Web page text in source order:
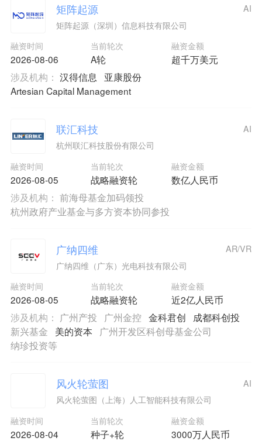
矩阵起源
矩阵起源（深圳）信息科技有限公司
融资时间
2026-08-06
当前轮次
A轮
融资金额
超千万美元
AI
涉及机构： 汉得信息
亚康股份
Artesian Capital Management
联汇科技
杭州联汇科技股份有限公司
融资时间
2026-08-05
当前轮次
战略融资轮
融资金额
数亿人民币
AI
涉及机构： 前海母基金加码领投
杭州政府产业基金与多方资本协同参投
广纳四维
广纳四维（广东）光电科技有限公司
融资时间
2026-08-05
当前轮次
战略融资轮
融资金额
近2亿人民币
AR/VR
涉及机构： 广州产投 广州金控 金科君创
成都科创投
新兴基金
美的资本
广州开发区科创母基金公司
纳珍投资等
风火轮萤图
风火轮萤图（上海）人工智能科技有限公司
融资时间
2026-08-04
当前轮次
种子+轮
融资金额
3000万人民币
AI